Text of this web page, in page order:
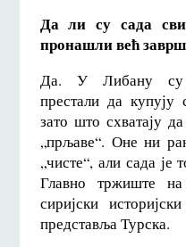
Да ли су сада
пронашли већ
Да. У Либану су
престали да купују
зато што схватају
„прљаве“. Оне ни
„чисте“, али сада је
Главно тржиште
сиријски
представља Турска.